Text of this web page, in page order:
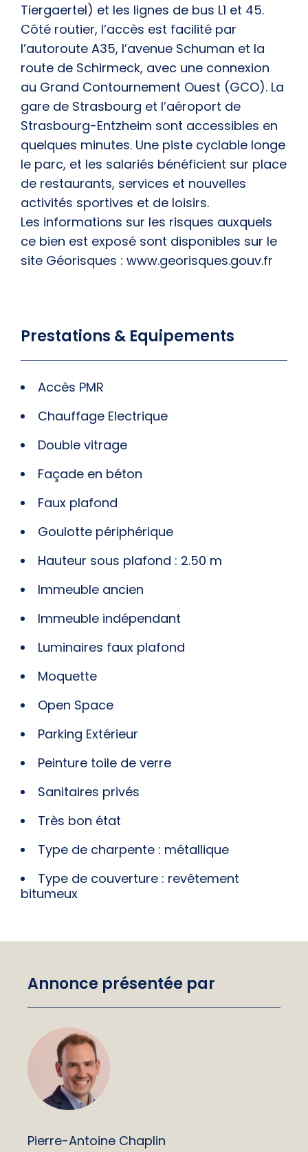
Tiergaertel) et les lignes de bus L1 et 45.
Côté routier, l’accès est facilité par
l’autoroute A35, l’avenue Schuman et la
route de Schirmeck, avec une connexion
au Grand Contournement Ouest (GCO). La
gare de Strasbourg et l’aéroport de
Strasbourg-Entzheim sont accessibles en
quelques minutes. Une piste cyclable longe
le parc, et les salariés bénéficient sur place
de restaurants, services et nouvelles
activités sportives et de loisirs.
Les informations sur les risques auxquels
ce bien est exposé sont disponibles sur le
site Géorisques : www.georisques.gouv.fr
Prestations & Equipements
Accès PMR
Chauffage Electrique
Double vitrage
Façade en béton
Faux plafond
Goulotte périphérique
Hauteur sous plafond : 2.50 m
Immeuble ancien
Immeuble indépendant
Luminaires faux plafond
Moquette
Open Space
Parking Extérieur
Peinture toile de verre
Sanitaires privés
Très bon état
Type de charpente : métallique
Type de couverture : revêtement
bitumeux
Annonce présentée par
Pierre-Antoine Chaplin